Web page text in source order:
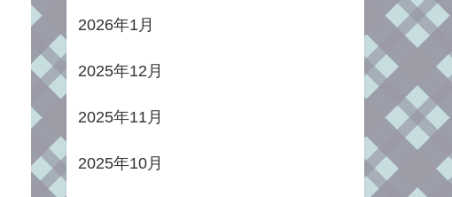
2026年1月
2025年12月
2025年11月
2025年10月